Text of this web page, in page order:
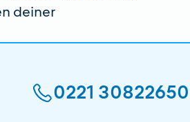
deiner
0221 30822650